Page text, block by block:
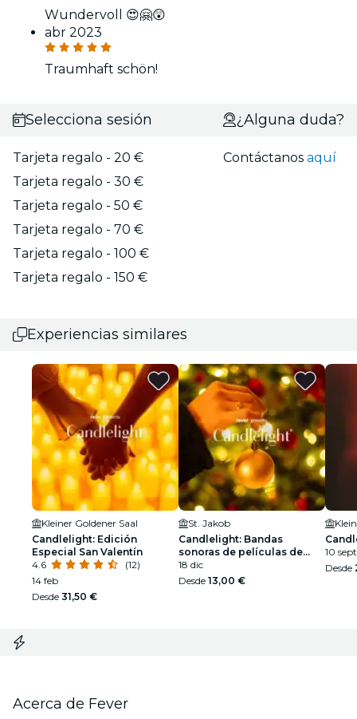
Wundervoll 😍🤗😲
abr 2023
Traumhaft schön!
Selecciona sesión
Tarjeta regalo - 20 €
Tarjeta regalo - 30 €
Tarjeta regalo - 50 €
Tarjeta regalo - 70 €
Tarjeta regalo - 100 €
Tarjeta regalo - 150 €
¿Alguna duda?
Contáctanosaquí
Experiencias similares
Kleiner Goldener Saal
Candlelight: Edición
Especial San Valentín
4.6
(12)
14 feb
Desde 31,50 €
St. Jakob
Candlelight: Bandas
sonoras de películas de
Navidad
18 dic
Desde 13,00 €
10
Desde
Acerca de Fever